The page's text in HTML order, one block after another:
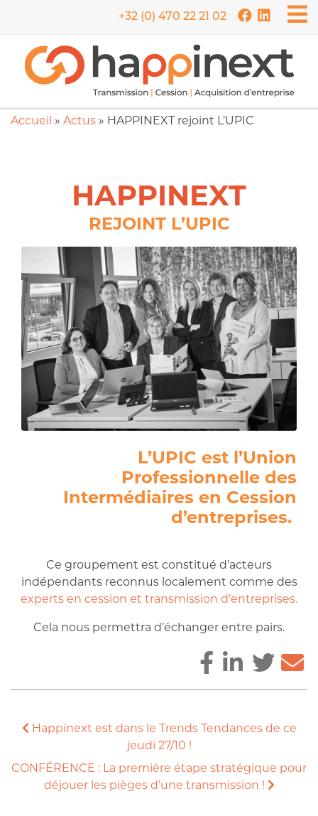
+32 (0) 470 22 21 02
Accueil » Actus » HAPPINEXT rejoint L’UPIC
HAPPINEXT
REJOINT L’UPIC
L’UPIC est l’Union
Professionnelle des
Intermédiaires en Cession
d’entreprises.
Ce groupement est constitué d’acteurs
indépendants reconnus localement comme des
experts en cession et transmission d’entreprises.
Cela nous permettra d’échanger entre pairs.
Happinext est dans le Trends Tendances de ce
jeudi 27/10 !
CONFÉRENCE : La première étape stratégique pour
déjouer les pièges d’une transmission !